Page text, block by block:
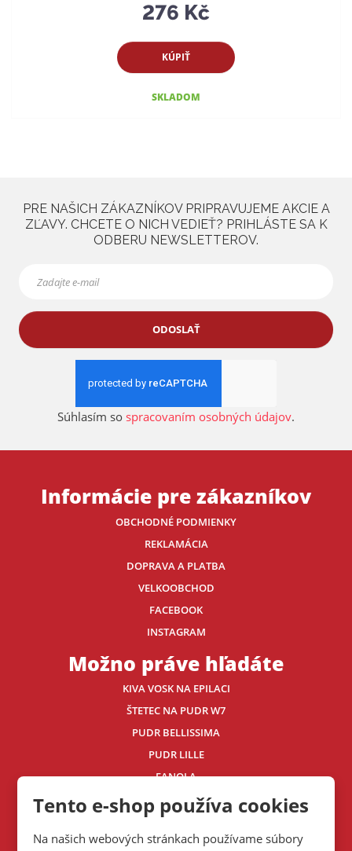
Tento e-shop používa cookies
Na našich webových stránkach používame súbory
276 Kč
KÚPIŤ
SKLADOM
PRE NAŠICH ZÁKAZNÍKOV PRIPRAVUJEME AKCIE A
ZĽAVY. CHCETE O NICH VEDIEŤ? PRIHLÁSTE SA K
ODBERU NEWSLETTEROV.
ODOSLAŤ
Súhlasím so spracovaním osobných údajov.
Informácie pre zákazníkov
OBCHODNÉ PODMIENKY
REKLAMÁCIA
DOPRAVA A PLATBA
VELKOOBCHOD
FACEBOOK
INSTAGRAM
Možno práve hľadáte
KIVA VOSK NA EPILACI
ŠTETEC NA PUDR W7
PUDR BELLISSIMA
PUDR LILLE
FANOLA
ECHOSLINE
Kontaktujte nás